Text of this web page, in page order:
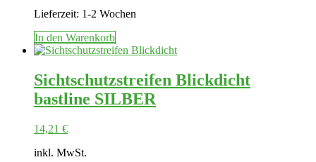
Lieferzeit: 1-2 Wochen
In den Warenkorb
Sichtschutzstreifen Blickdicht
bastline SILBER
14,21 €
inkl. MwSt.